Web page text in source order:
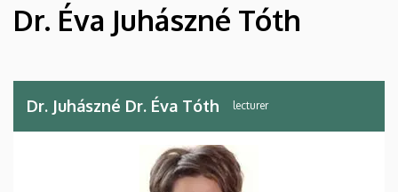
Institute
of
Chemistry
Dr. Éva Juhászné Tóth
Dr. Juhászné Dr. Éva Tóth lecturer